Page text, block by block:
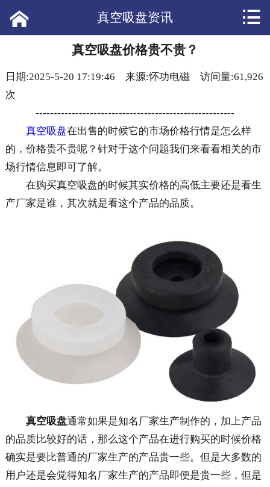
产品展示
应用案例
公司新闻
常见问答
客户评价
公司简介
荣誉资质
定制服务
维修检测
技术原理
联系我们
真空吸盘资讯 

真空吸盘价格贵不贵？
日期:2025-5-20 17:19:46 来源:怀功电磁 访问量:61,926
次
-------------------------------------------------------
真空吸盘在出售的时候它的市场价格行情是怎么样
的，价格贵不贵呢？针对于这个问题我们来看看相关的市
场行情信息即可了解。
在购买真空吸盘的时候其实价格的高低主要还是看生
产厂家是谁，其次就是看这个产品的品质。
真空吸盘通常如果是知名厂家生产制作的，加上产品
的品质比较好的话，那么这个产品在进行购买的时候价格
确实是要比普通的厂家生产的产品贵一些。但是大多数的
用户还是会觉得知名厂家生产的产品即便是贵一些，但是